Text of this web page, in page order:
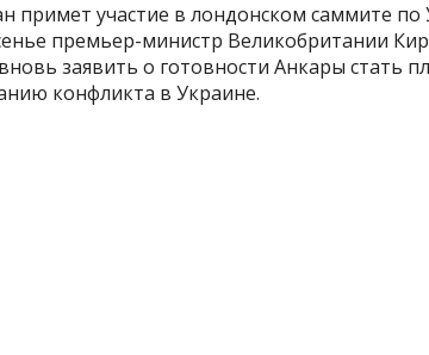
примет участие в лондонском саммите по
премьер-министр Великобритании
заявить о готовности Анкары стать
конфликта в Украине.